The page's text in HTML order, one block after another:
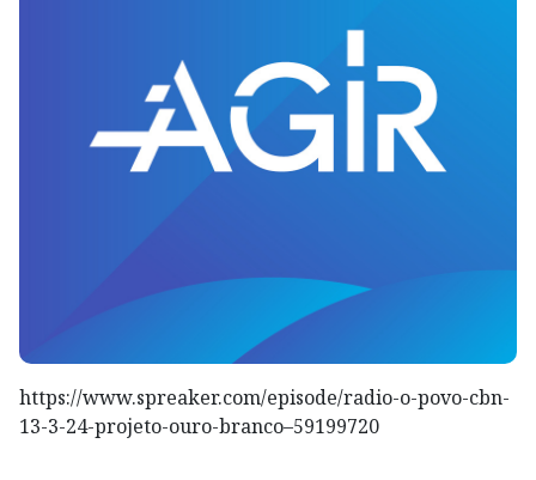
https://www.spreaker.com/episode/radio-o-povo-cbn-
13-3-24-projeto-ouro-branco–59199720